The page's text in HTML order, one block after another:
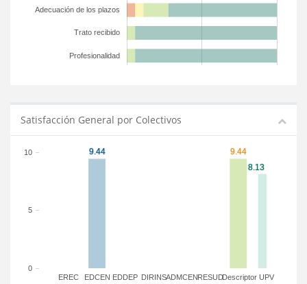
Adecuación de los plazos
Trato recibido
Profesionalidad
Satisfacción General por Colectivos
EREC EDCEN EDDEP DIRINSADMCENRESUDDescriptor UPV
0
5
10